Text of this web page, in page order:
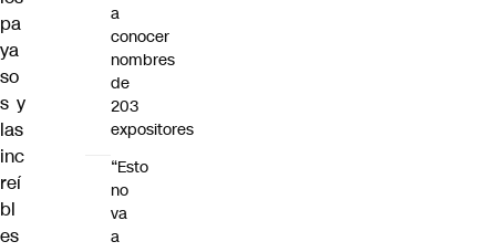
pa
ya
so
s y
las
inc
reí
bl
es
a
conocer
nombres
de
203
expositores
“Esto
no
va
a